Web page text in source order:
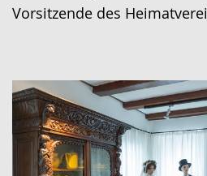
Vorsitzende des